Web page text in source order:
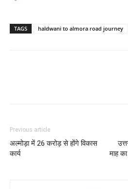
TAGS haldwani to almora road journey
Previous article
अल्मोड़ा में 26 करोड़ से होंगे विकास
कार्य
माह